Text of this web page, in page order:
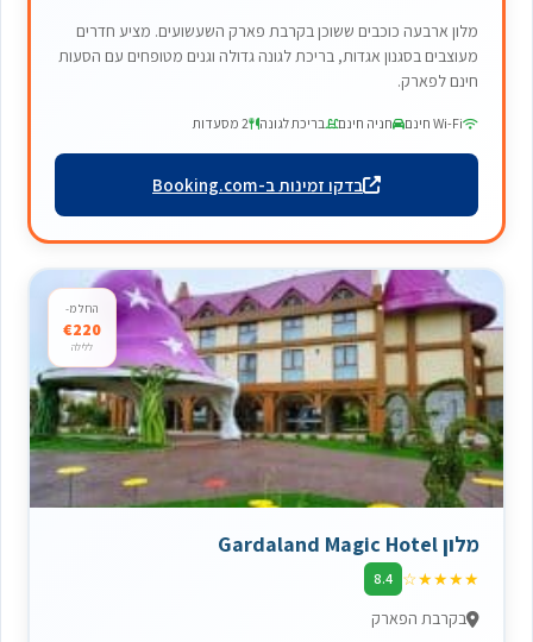
מלון ארבעה כוכבים ששוכן בקרבת פארק השעשועים. מציע חדרים
מעוצבים בסגנון אגדות, בריכת לגונה גדולה וגנים מטופחים עם הסעות
חינם לפארק.
Wi-Fi חינם חניה חינם בריכת לגונה 2 מסעדות
בדקו זמינות ב-Booking.com
החל מ-
€220
ללילה
מלון Gardaland Magic Hotel
★
★
★
★
☆
8.4
בקרבת הפארק